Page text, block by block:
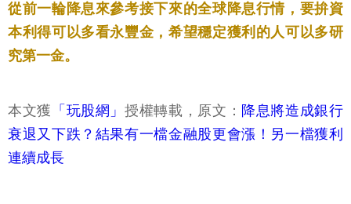
從前一輪降息來參考接下來的全球降息行情，要拚資
本利得可以多看永豐金，希望穩定獲利的人可以多研
究第一金。
本文獲 「玩股網」授權轉載，原文： 降息將造成銀行
衰退又下跌？結果有一檔金融股更會漲！另一檔獲利
連續成長